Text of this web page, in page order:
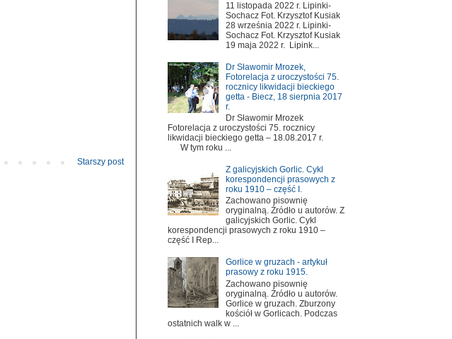
Starszy post
11 listopada 2022 r. Lipinki-
Sochacz Fot. Krzysztof Kusiak
28 września 2022 r. Lipinki-
Sochacz Fot. Krzysztof Kusiak
19 maja 2022 r. Lipink...
Dr Sławomir Mrozek,
Fotorelacja z uroczystości 75.
rocznicy likwidacji bieckiego
getta - Biecz, 18 sierpnia 2017
r.
Dr Sławomir Mrozek
Fotorelacja z uroczystości 75. rocznicy
likwidacji bieckiego getta – 18.08.2017 r.
W tym roku ...
Z galicyjskich Gorlic. Cykl
korespondencji prasowych z
roku 1910 – część I.
Zachowano pisownię
oryginalną. Źródło u autorów. Z
galicyjskich Gorlic. Cykl
korespondencji prasowych z roku 1910 –
część I Rep...
Gorlice w gruzach - artykuł
prasowy z roku 1915.
Zachowano pisownię
oryginalną. Źródło u autorów.
Gorlice w gruzach. Zburzony
kościół w Gorlicach. Podczas
ostatnich walk w ...